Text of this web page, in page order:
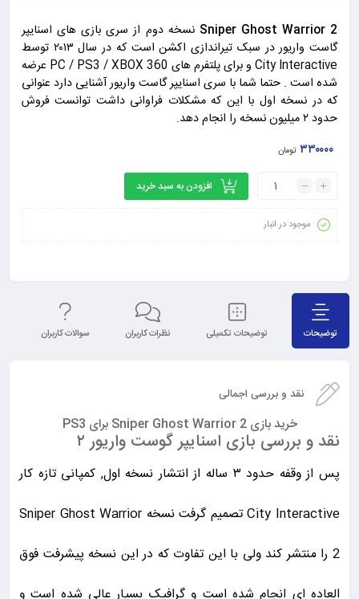
Sniper Ghost Warrior 2 نسخه دوم از سری بازی های اسنایپر
گاست واریور در سبک تیراندازی اکشن است که در سال ۲۰۱۳ توسط
City Interactive و برای پلتفرم های PC / PS3 / XBOX 360 عرضه
شده است . حتما شما با سری اسنایپر گاست واریور آشنایی دارد عنوانی
که در نسخه اول با این که مشکلات فراوانی داشت توانست فروش
حدود ۲ میلیون نسخه را انجام دهد.
۳۳۰۰۰۰ تومان
افزودن به سبد خرید
موجود در انبار
توضیحات توضیحات تکمیلی نظرات کاربران سوالات کاربران
نقد و بررسی اجمالی
خرید بازی Sniper Ghost Warrior 2 برای PS3
نقد و بررسی بازی اسنایپر گوست واریور ۲
پس از وقفه حدود ۳ ساله از انتشار نسخه اول, کمپانی تازه کار
City Interactive تصمیم گرفت نسخه Sniper Ghost Warrior
2 را منتشر کند ولی با این تفاوت که در این نسخه پیشرفت فوق
العاده ای انجام شده است و گرافیک بسیار عالی شده است و